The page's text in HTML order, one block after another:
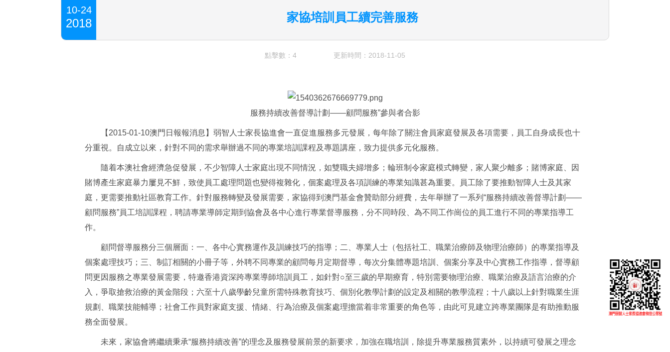
10-24
2018 家協培訓員工續完善服務
點擊數：4 更新時間：2018-11-05
服務持續改善督導計劃——顧問服務”參與者合影
【2015-01-10澳門日報報消息】弱智人士家長協進會一直促進服務多元發展，每年除了關注會員家庭發展及各項需要，員工自身成長也十
分重視。自成立以來，針對不同的需求舉辦過不同的專業培訓課程及專題講座，致力提供多元化服務。
隨着本澳社會經濟急促發展，不少智障人士家庭出現不同情況，如雙職夫婦增多；輪班制令家庭模式轉變，家人聚少離多；賭博家庭、因
賭博產生家庭暴力屢見不鮮，致使員工處理問題也變得複雜化，個案處理及各項訓練的專業知識甚為重要。員工除了要推動智障人士及其家
庭，更需要推動社區教育工作。針對服務轉變及發展需要，家協得到澳門基金會贊助部分經費，去年舉辦了一系列“服務持續改善督導計劃——
顧問服務”員工培訓課程，聘請專業導師定期到協會及各中心進行專業督導服務，分不同時段、為不同工作崗位的員工進行不同的專業指導工
作。
顧問督導服務分三個層面：一、各中心實務運作及訓練技巧的指導；二、專業人士（包括社工、職業治療師及物理治療師）的專業指導及
個案處理技巧；三、制訂相關的小冊子等，外聘不同專業的顧問每月定期督導，每次分集體專題培訓、個案分享及中心實務工作指導，督導顧
問更因服務之專業發展需要，特邀香港資深跨專業導師培訓員工，如針對○至三歲的早期療育，特別需要物理治療、職業治療及語言治療的介
入，爭取搶救治療的黃金階段；六至十八歲學齡兒童所需特殊教育技巧、個別化教學計劃的設定及相關的教學流程；十八歲以上針對職業生涯
規劃、職業技能輔導；社會工作員對家庭支援、情緒、行為治療及個案處理擔當着非常重要的角色等，由此可見建立跨專業團隊是有助推動服
務全面發展。
未來，家協會將繼續秉承“服務持續改善”的理念及服務發展前景的新要求，加強在職培訓，除提升專業服務質素外，以持續可發展之理念